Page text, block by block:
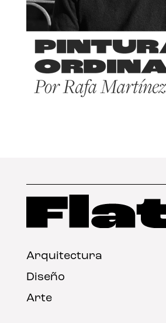
Arquitectura
Diseño
Arte